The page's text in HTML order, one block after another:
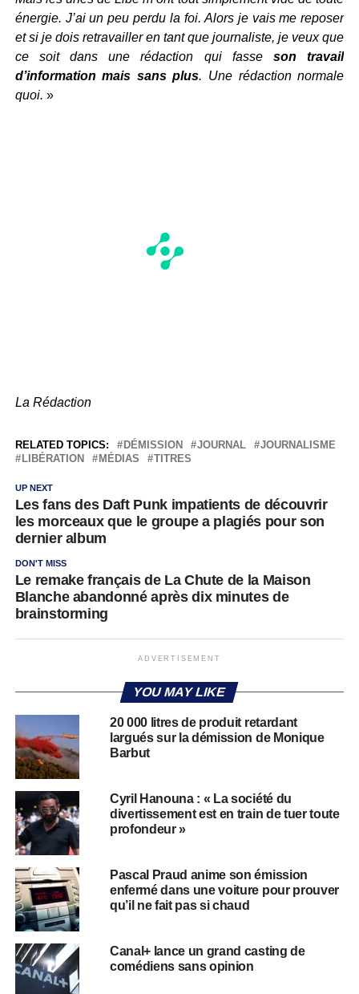
énergie. J’ai un peu perdu la foi. Alors je vais me reposer
et si je dois retravailler en tant que journaliste, je veux que
ce soit dans une rédaction qui fasseson travail
d’information mais sans plus. Une rédaction normale
quoi. »
La Rédaction
RELATED TOPICS: DÉMISSION JOURNAL
JOURNALISME
LIBÉRATION
MÉDIAS TITRES
UP NEXT
Les fans des Daft Punk impatients de découvrir
les morceaux que le groupe a plagiés pour son
dernier album
DON'T MISS
Le remake français de La Chute de la Maison
Blanche abandonné après dix minutes de
brainstorming
ADVERTISEMENT
YOU MAY LIKE
20 000 litres de produit retardant
largués sur la démission de Monique
Barbut
Cyril Hanouna : « La société du
divertissement est en train de tuer toute
profondeur »
Pascal Praud anime son émission
enfermé dans une voiture pour prouver
qu’il ne fait pas si chaud
Canal+ lance un grand casting de
comédiens sans opinion